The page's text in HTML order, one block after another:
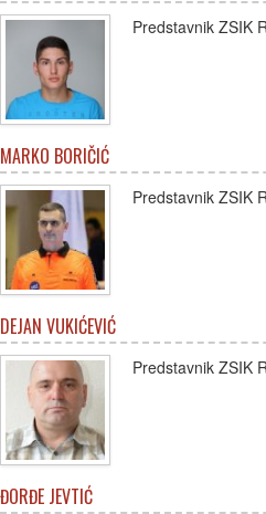
Predstavnik ZSIK
MARKO BORIČIĆ
Predstavnik ZSIK
DEJAN VUKIĆEVIĆ
Predstavnik ZSIK
ĐORĐE JEVTIĆ